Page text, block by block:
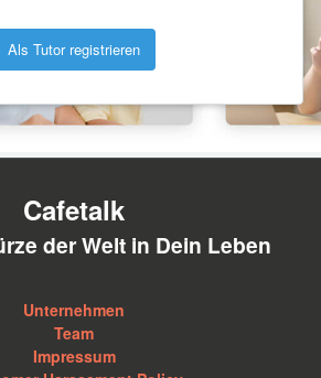
Als Tutor registrieren
Cafetalk
der Welt in Dein Leben
Unternehmen
Team
Impressum